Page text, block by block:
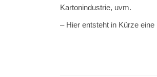
Kartonindustrie, uvm.
– Hier entsteht in Kürze